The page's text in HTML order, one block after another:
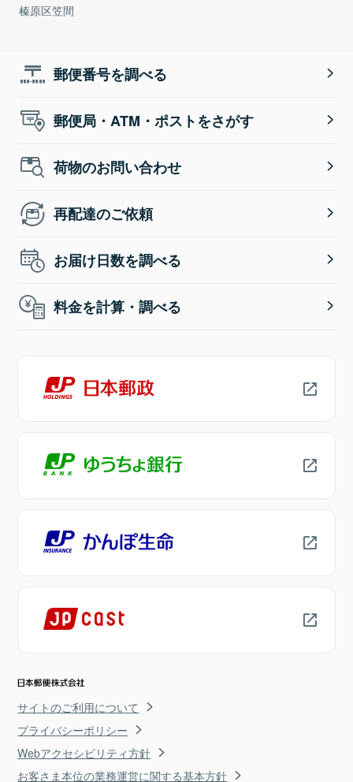
榛原区笠間
郵便番号を調べる
郵便局・ATM・ポストをさがす
荷物のお問い合わせ
再配達のご依頼
お届け日数を調べる
料金を計算・調べる
サイトのご利用について
プライバシーポリシー
Webアクセシビリティ方針
お客さま本位の業務運営に関する基本方針